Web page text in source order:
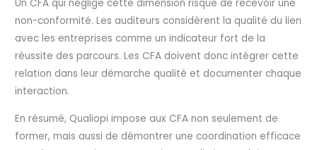
Un CFA qui néglige cette dimension risque de recevoir une
non-conformité. Les auditeurs considèrent la qualité du lien
avec les entreprises comme un indicateur fort de la
réussite des parcours. Les CFA doivent donc intégrer cette
relation dans leur démarche qualité et documenter chaque
interaction.
En résumé, Qualiopi impose aux CFA non seulement de
former, mais aussi de démontrer une coordination efficace